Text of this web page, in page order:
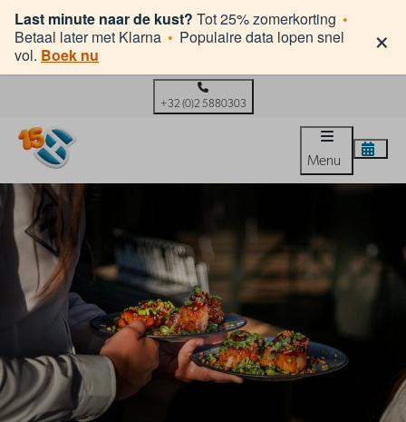
Last minute naar de kust? Tot 25% zomerkorting •
Betaal later met Klarna • Populaire data lopen snel
vol. Boek nu ×
+32 (0)2 5880303
Menu